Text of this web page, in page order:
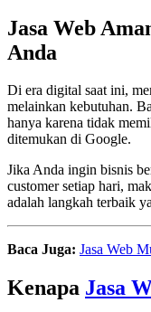
Jasa Web
Anda
Di era digital saat ini,
melainkan kebutuhan.
hanya karena tidak
ditemukan di Google.
Jika Anda ingin bisnis
customer setiap hari,
adalah langkah terbaik
Baca Juga: Jasa Web
Kenapa Jasa